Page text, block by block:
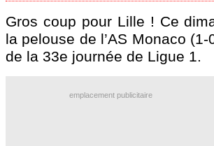
Gros coup pour Lille ! Ce
la pelouse de l’AS Monaco
de la 33e journée de Ligue 1.
emplacement publicitaire